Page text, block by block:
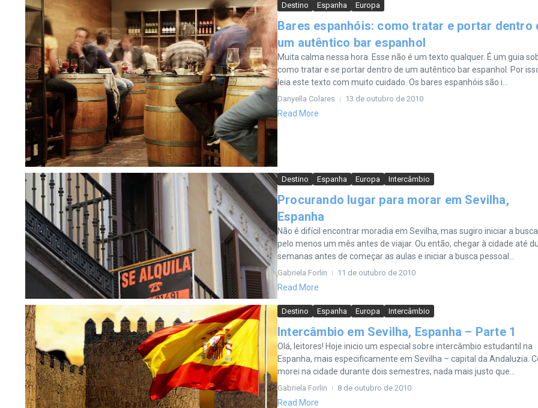
Destino Espanha Europa
Bares espanhóis: como tratar e portar dentro
um autêntico bar espanhol
Muita calma nessa hora. Esse não é um texto qualquer. É um guia
como tratar e se portar dentro de um autêntico bar espanhol. Por
leia este texto com muito cuidado. Os bares espanhóis são i...
Danyella Colares 13 de outubro de 2010
Read More
Destino Espanha Europa Intercâmbio
Procurando lugar para morar em Sevilha,
Espanha
Não é difícil encontrar moradia em Sevilha, mas sugiro iniciar a busca
pelo menos um mês antes de viajar. Ou então, chegar à cidade até
semanas antes de começar as aulas e iniciar a busca pessoal...
Gabriela Forlin 11 de outubro de 2010
Read More
Destino Espanha Europa Intercâmbio
Intercâmbio em Sevilha, Espanha – Parte 1
Olá, leitores! Hoje inicio um especial sobre intercâmbio estudantil na
Espanha, mais especificamente em Sevilha – capital da Andaluzia.
morei na cidade durante dois semestres, nada mais justo que...
Gabriela Forlin 8 de outubro de 2010
Read More